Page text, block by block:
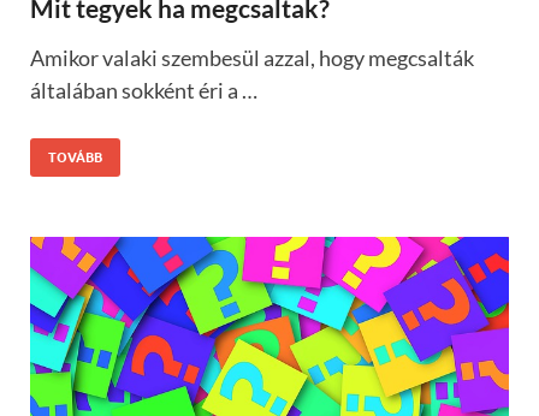
Mit tegyek ha megcsaltak?
Amikor valaki szembesül azzal, hogy megcsalták
általában sokként éri a …
TOVÁBB